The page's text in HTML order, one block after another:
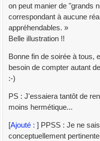
on peut manier de "grands
correspondant à aucune
appréhendables. »
Belle illustration !!
Bonne fin de soirée à tous,
besoin de compter autant
:-)
PS : J'essaiera tantôt de
moins hermétique...
[Ajouté : ] PPSS : Je ne
conceptuellement